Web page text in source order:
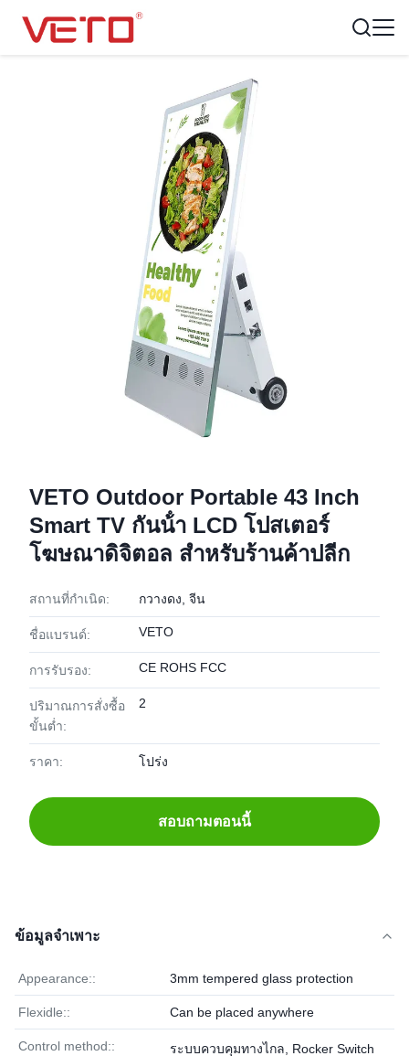
VETO Outdoor Portable 43 Inch
Smart TV กันน้ํา LCD โปสเตอร์
โฆษณาดิจิตอล สําหรับร้านค้าปลีก
สถานที่กำเนิด: กวางดง, จีน
ชื่อแบรนด์: VETO
การรับรอง: CE ROHS FCC
ปริมาณการสั่งซื้อ
ขั้นต่ำ:
2
ราคา: โปร่ง
สอบถามตอนนี้
ข้อมูลจำเพาะ
Appearance:: 3mm tempered glass protection
Flexidle:: Can be placed anywhere
Control method:: ระบบควบคุมทางไกล, Rocker Switch